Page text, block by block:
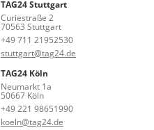
TAG24 Stuttgart
Curiestraße 2
70563 Stuttgart
+49 711 21952530
stuttgart@tag24.de
TAG24 Köln
Neumarkt 1a
50667 Köln
+49 221 98651990
koeln@tag24.de